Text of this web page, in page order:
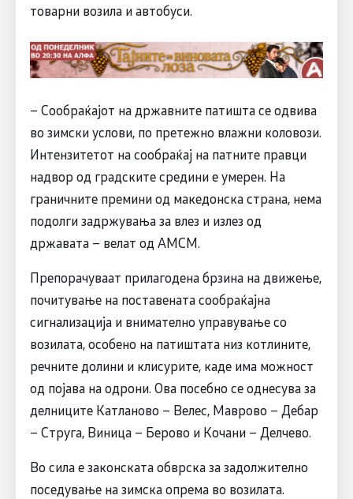
товарни возила и автобуси.
– Сообраќајот на државните патишта се одвива
во зимски услови, по претежно влажни коловози.
Интензитетот на сообраќај на патните правци
надвор од градските средини е умерен. На
граничните премини од македонска страна, нема
подолги задржувања за влез и излез од
државата – велат од АМСМ.
Препорачуваат прилагодена брзина на движење,
почитување на поставената сообраќајна
сигнализација и внимателно управување со
возилата, особено на патиштата низ котлините,
речните долини и клисурите, каде има можност
од појава на одрони. Ова посебно се однесува за
делниците Катланово – Велес, Маврово – Дебар
– Струга, Виница – Берово и Кочани – Делчево.
Во сила е законската обврска за задолжително
поседување на зимска опрема во возилата.